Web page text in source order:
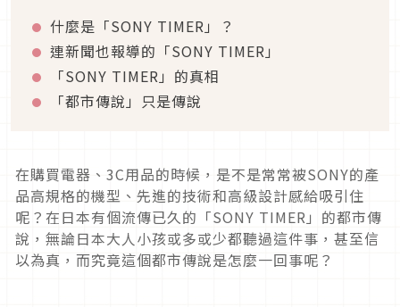
什麼是「SONY TIMER」？
連新聞也報導的「SONY TIMER」
「SONY TIMER」的真相
「都市傳說」只是傳說
在購買電器、3C用品的時候，是不是常常被SONY的產
品高規格的機型、先進的技術和高級設計感給吸引住
呢？在日本有個流傳已久的「SONY TIMER」的都市傳
說，無論日本大人小孩或多或少都聽過這件事，甚至信
以為真，而究竟這個都市傳說是怎麼一回事呢？